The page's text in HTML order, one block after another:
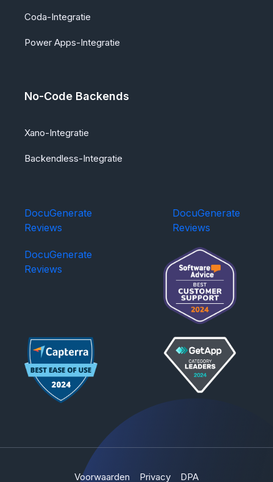
Coda-Integratie
Power Apps-Integratie
No-Code Backends
Xano-Integratie
Backendless-Integratie
DocuGenerate
Reviews
DocuGenerate
Reviews
DocuGenerate
Reviews
Voorwaarden Privacy DPA